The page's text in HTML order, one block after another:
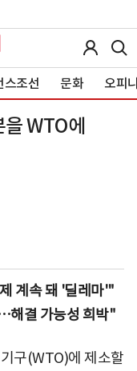
스조선 문화 오피
WTO에
계속 돼 '딜레마'"
해결 가능성 희박"
구(WTO)에 제소할